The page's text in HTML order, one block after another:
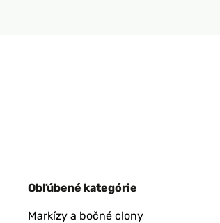
Obľúbené kategórie
Markízy a bočné clony